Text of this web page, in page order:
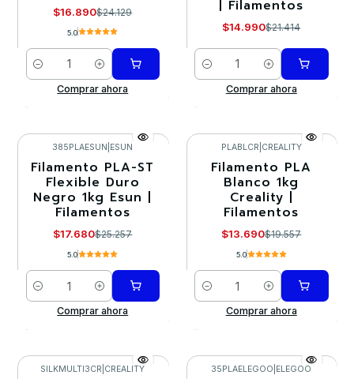
$16.890$24.129
5.0
Cantidad
Comprar ahora
| Filamentos
$14.990$21.414
Cantidad
Comprar ahora
-30%
385PLAESUN ESUN
Filamento PLA-ST
Flexible Duro
Negro 1kg Esun |
Filamentos
$17.680$25.257
5.0
Cantidad
Comprar ahora
-30%
PLABLCR CREALITY
Filamento PLA
Blanco 1kg
Creality |
Filamentos
$13.690$19.557
5.0
Cantidad
Comprar ahora
SILKMULTI3CR CREALITY 35PLAELEGOO ELEGOO